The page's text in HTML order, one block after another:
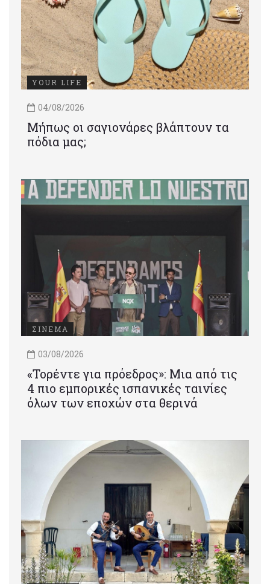
YOUR LIFE
04/08/2026
Μήπως οι σαγιονάρες βλάπτουν τα
πόδια μας;
ΣΙΝΕΜΑ
03/08/2026
«Τορέντε για πρόεδρος»: Mια από τις
4 πιο εμπορικές ισπανικές ταινίες
όλων των εποχών στα θερινά